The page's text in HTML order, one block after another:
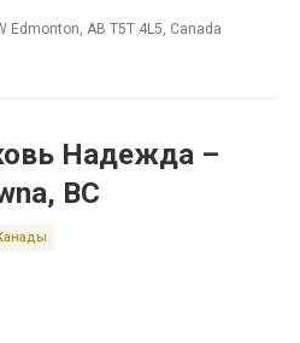
Edmonton, AB T5T 4L5, Canada
Надежда –
BC